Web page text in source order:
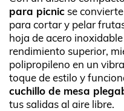
para picnic se
para cortar y pelar
hoja de acero
rendimiento superior,
polipropileno en un
toque de estilo y
cuchillo de mesa
tus salidas al aire libre.